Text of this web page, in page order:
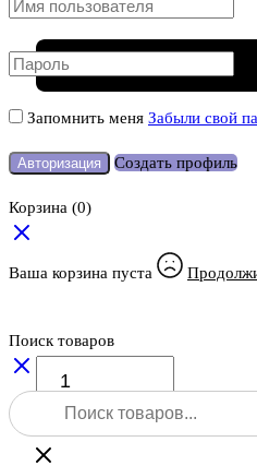
Количество
товара
Тахеометр
K
Запомнить меня Забыли свой
Авторизация Создать профиль
Корзина (0)
Ваша корзина пуста
Поиск товаров
Поиск
товаров